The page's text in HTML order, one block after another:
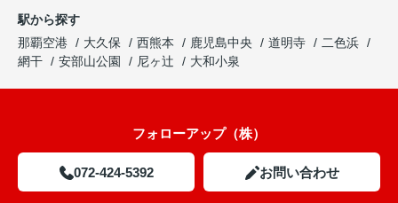
駅から探す
那覇空港
大久保 西熊本 鹿児島中央 道明寺
二色浜
網干
安部山公園 尼ヶ辻 大和小泉
フォローアップ（株）
072-424-5392 お問い合わせ